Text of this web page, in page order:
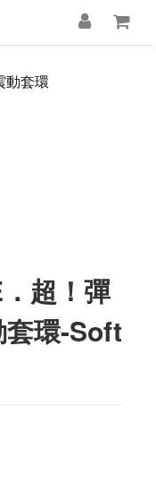
動套環
超！彈
套環-Soft